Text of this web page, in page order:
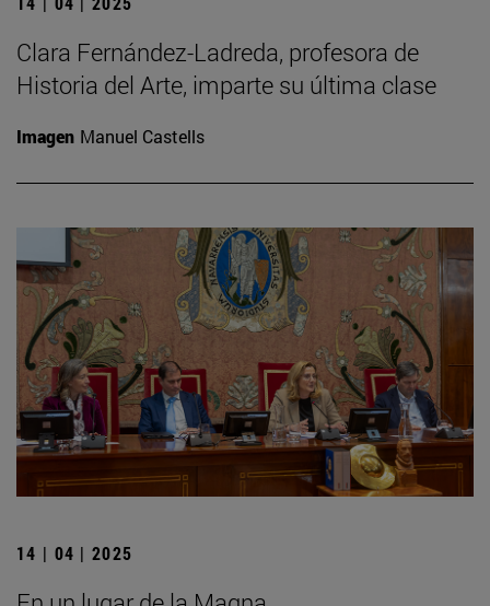
Clara Fernández-Ladreda, profesora de
Historia del Arte, imparte su última clase
Imagen Manuel Castells
14 | 04 | 2025